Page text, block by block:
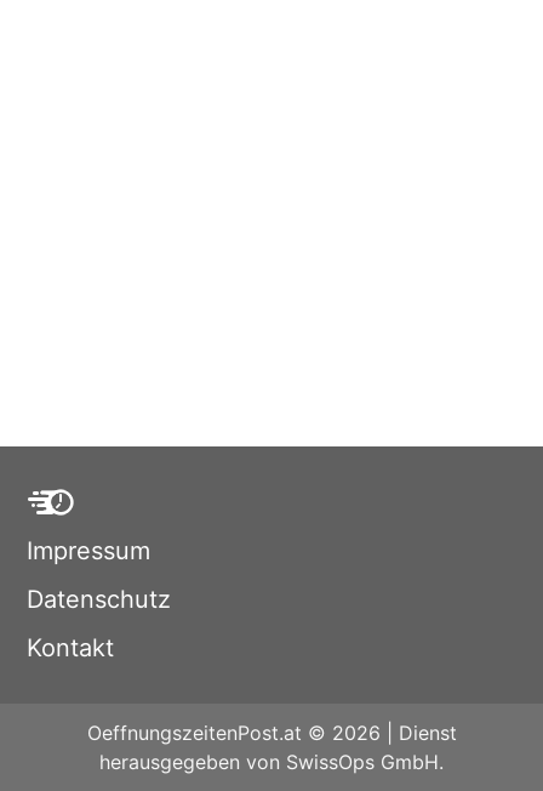
Impressum
Datenschutz
Kontakt
OeffnungszeitenPost.at © 2026 | Dienst
herausgegeben von SwissOps GmbH.